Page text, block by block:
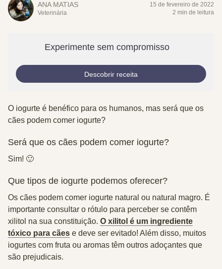
ANA MATIAS
Veterinária
15 de fevereiro de 2022
2 min de leitura
Experimente sem compromisso
Descobrir receita
O iogurte é benéfico para os humanos, mas será que os
cães podem comer iogurte?
Será que os cães podem comer iogurte?
Sim! 🙂
Que tipos de iogurte podemos oferecer?
Os cães podem comer iogurte natural ou natural magro. É
importante consultar o rótulo para perceber se contêm
xilitol na sua constituição. O xilitol é um ingrediente
tóxico para cães e deve ser evitado! Além disso, muitos
iogurtes com fruta ou aromas têm outros adoçantes que
são prejudicais.